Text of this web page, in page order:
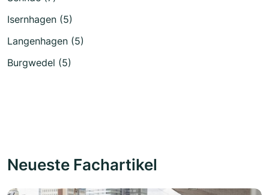
Isernhagen (5)
Langenhagen (5)
Burgwedel (5)
Neueste Fachartikel